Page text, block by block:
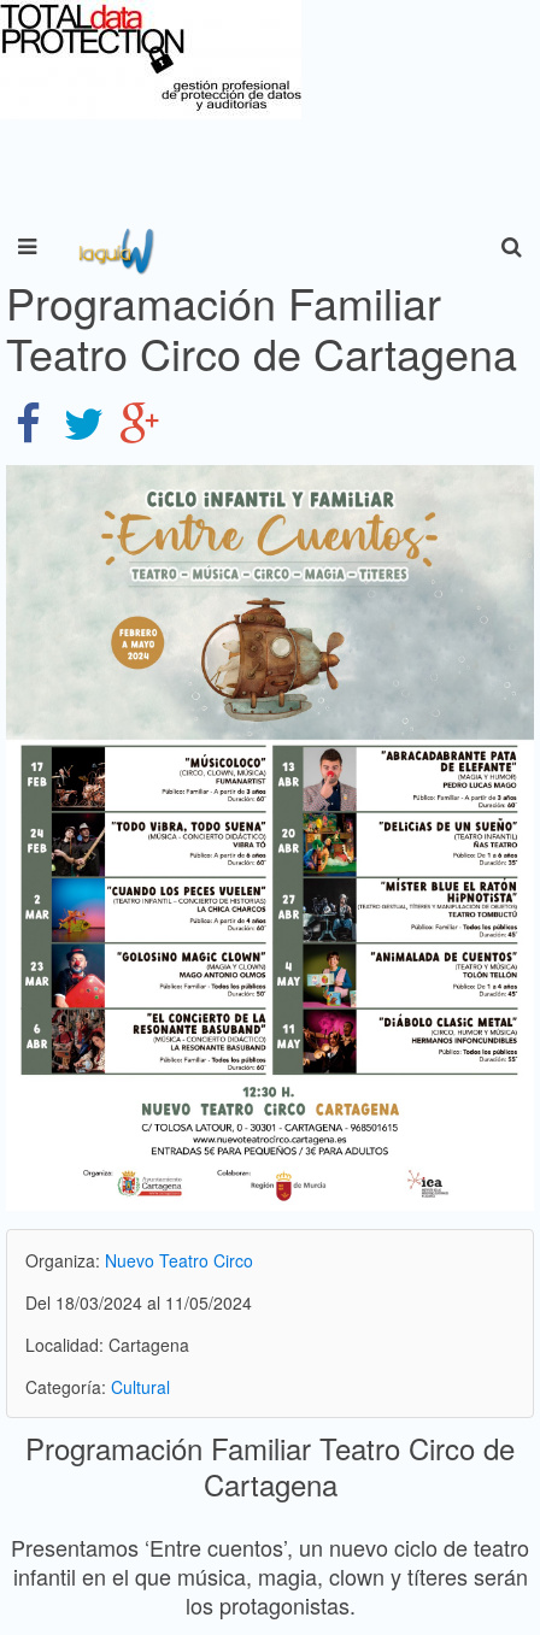
Programación Familiar
Teatro Circo de Cartagena
Organiza: Nuevo Teatro Circo
Del 18/03/2024 al 11/05/2024
Localidad: Cartagena
Categoría: Cultural
Programación Familiar Teatro Circo de
Cartagena
Presentamos ‘Entre cuentos’, un nuevo ciclo de teatro
infantil en el que música, magia, clown y títeres serán
los protagonistas.